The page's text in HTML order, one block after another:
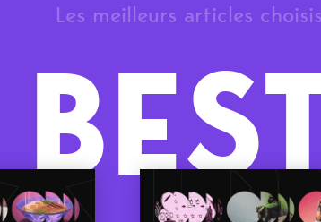
Les meilleurs articles